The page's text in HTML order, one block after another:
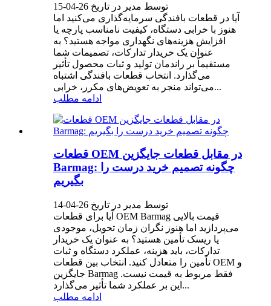
توسط مدیر در تاریخ 26-04-15
آیا در قطعات بافندگی سرمایه‌گذاری می‌کنید اما
هنوز با خرابی دستگاه، کیفیت نامناسب پارچه یا
افزایش هزینه‌های نگهداری مواجه هستید؟ به
عنوان یک خریدار تدارکات، تصمیمات شما
مستقیماً بر راندمان تولید و ثبات محصول تأثیر
می‌گذارد. انتخاب قطعات بافندگی اشتباه
می‌تواند منجر به تعویض‌های مکرر، خرابی...
ادامه مطلب
قطعات OEM در مقابل قطعات جایگزین
Barmag: چگونه تصمیم خرید درست را
بگیریم
توسط مدیر در تاریخ 26-04-14
آیا برای قطعات OEM Barmag قیمت بالایی
می‌پردازید اما هنوز نگران زمان تحویل، موجودی
یا ریسک تأمین هستید؟ به عنوان یک خریدار
تدارکات، باید هزینه، عملکرد دستگاه و ثبات
تأمین را متعادل کنید. انتخاب بین قطعات OEM و
جایگزین Barmag فقط مربوط به قیمت نیست.
این بر عملکرد شما تأثیر می‌گذارد...
ادامه مطلب